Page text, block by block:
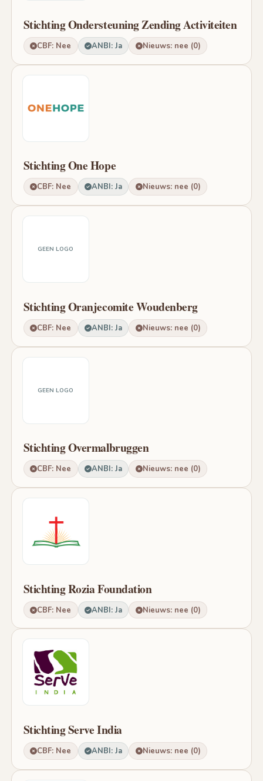
Stichting Ondersteuning Zending Activiteiten
CBF: Nee ANBI: Ja Nieuws: nee (0)
Stichting One Hope
CBF: Nee ANBI: Ja Nieuws: nee (0)
GEEN LOGO
Stichting Oranjecomite Woudenberg
CBF: Nee ANBI: Ja Nieuws: nee (0)
GEEN LOGO
Stichting Overmalbruggen
CBF: Nee ANBI: Ja Nieuws: nee (0)
Stichting Rozia Foundation
CBF: Nee ANBI: Ja Nieuws: nee (0)
Stichting Serve India
CBF: Nee ANBI: Ja Nieuws: nee (0)